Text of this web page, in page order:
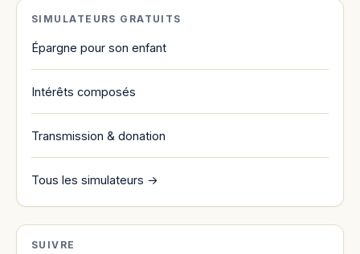
SIMULATEURS GRATUITS
Épargne pour son enfant
Intérêts composés
Transmission & donation
Tous les simulateurs →
SUIVRE